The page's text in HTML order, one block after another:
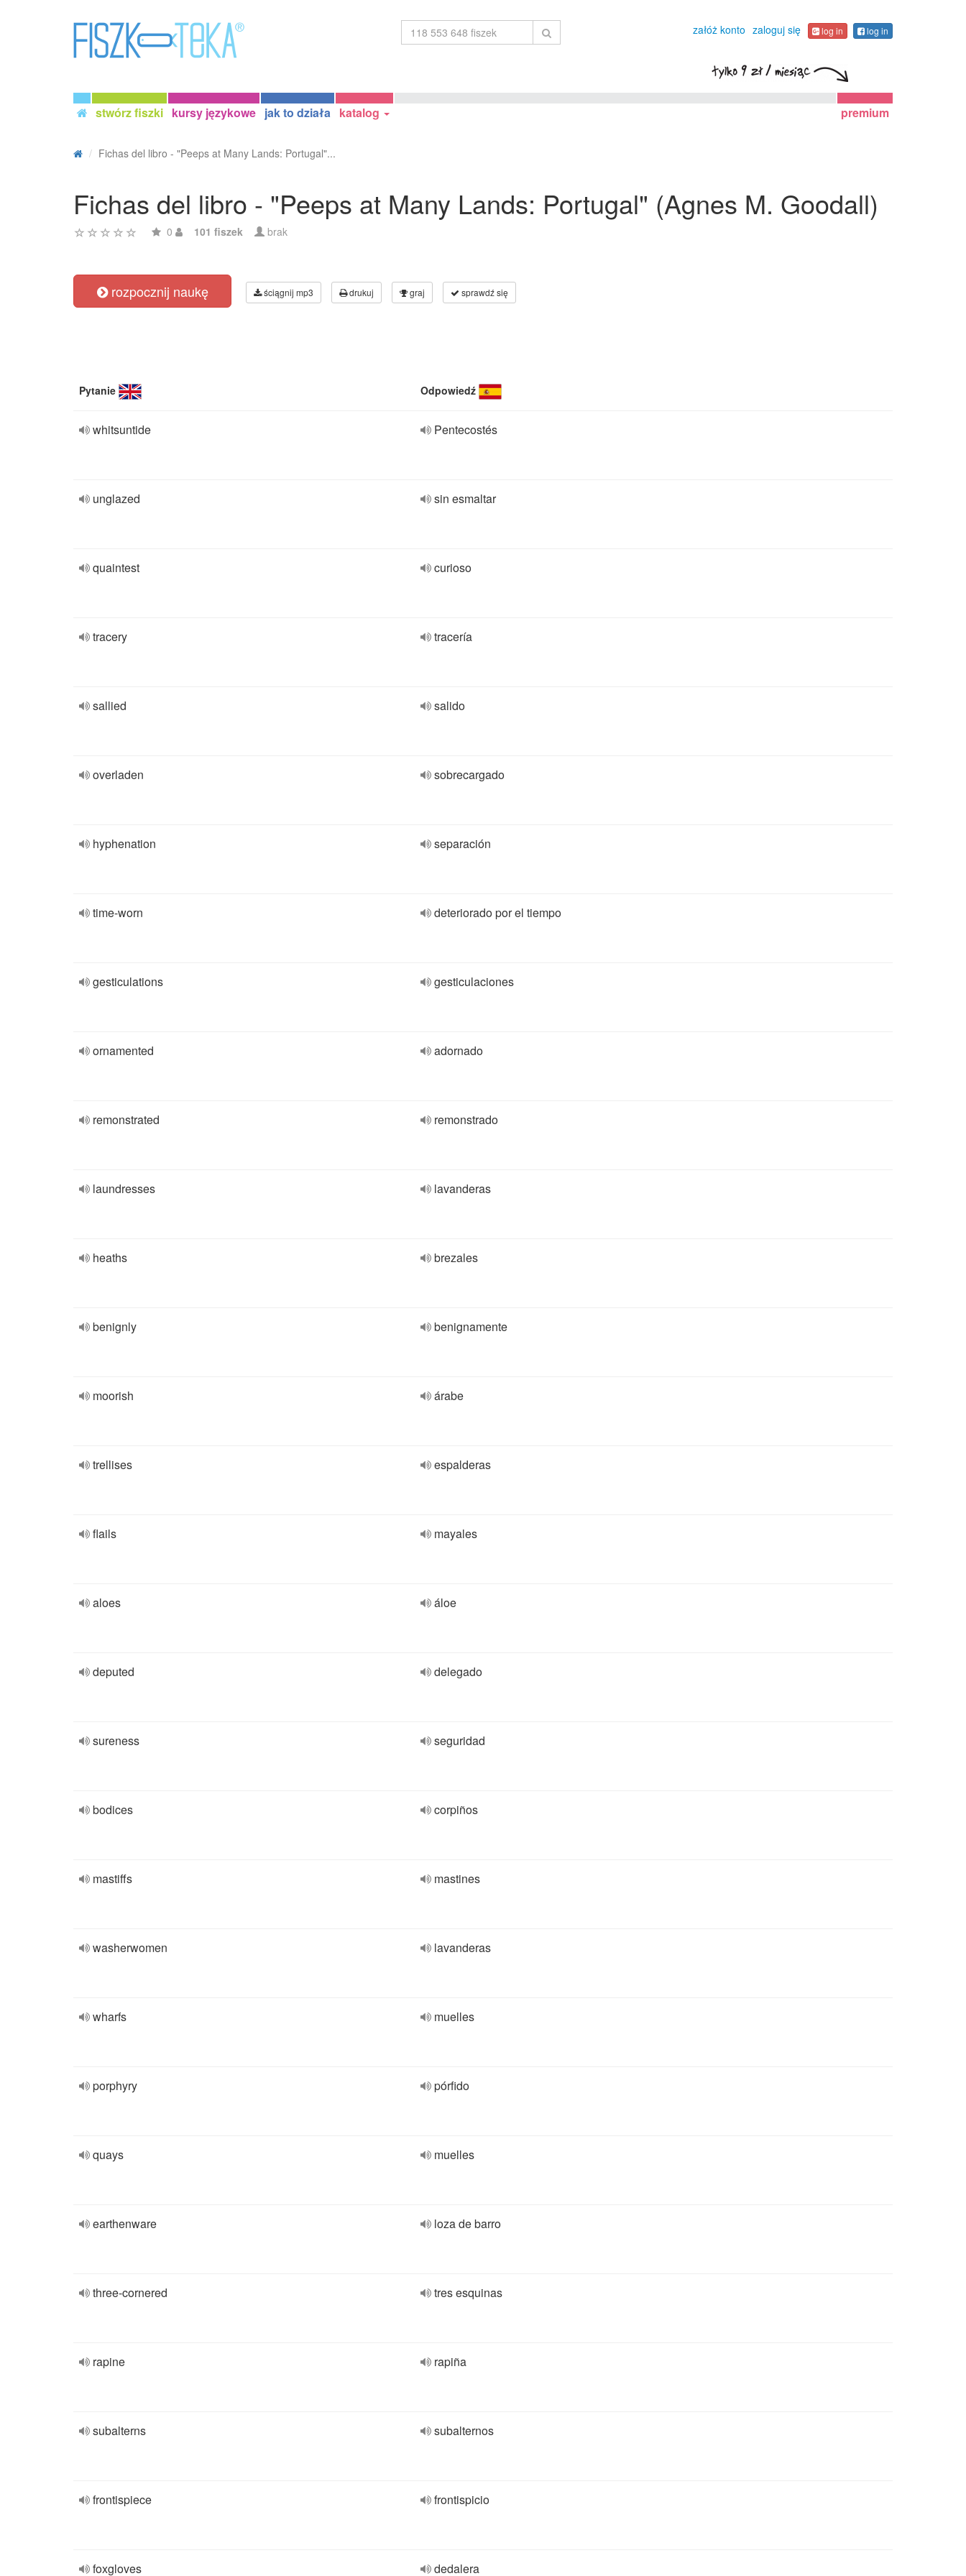
załóż konto zaloguj się log in log in
stwórz fiszki kursy językowe jak to działa katalog premium
Fichas del libro - "Peeps at Many Lands: Portugal"...
Fichas del libro - "Peeps at Many Lands: Portugal" (Agnes M. Goodall)
0 101 fiszek brak
rozpocznij naukę ściągnij mp3 drukuj graj sprawdź się
Pytanie Odpowiedź
whitsuntide Pentecostés
unglazed sin esmaltar
quaintest curioso
tracery tracería
sallied salido
overladen sobrecargado
hyphenation separación
time-worn deteriorado por el tiempo
gesticulations gesticulaciones
ornamented adornado
remonstrated remonstrado
laundresses lavanderas
heaths brezales
benignly benignamente
moorish árabe
trellises espalderas
flails mayales
aloes áloe
deputed delegado
sureness seguridad
bodices corpiños
mastiffs mastines
washerwomen lavanderas
wharfs muelles
porphyry pórfido
quays muelles
earthenware loza de barro
three-cornered tres esquinas
rapine rapiña
subalterns subalternos
frontispiece frontispicio
foxgloves dedalera